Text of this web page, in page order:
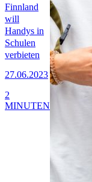
Finnland
will
Handys in
Schulen
verbieten
27.06.2023
2
MINUTEN